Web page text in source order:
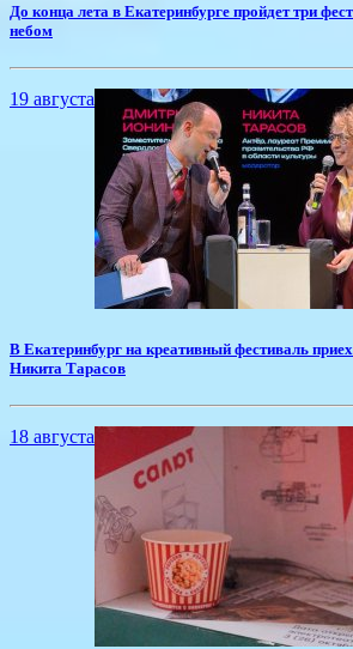
​До конца лета в Екатеринбурге пройдет три
небом
19 августа
​В Екатеринбург на креативный фестиваль
Никита Тарасов
18 августа